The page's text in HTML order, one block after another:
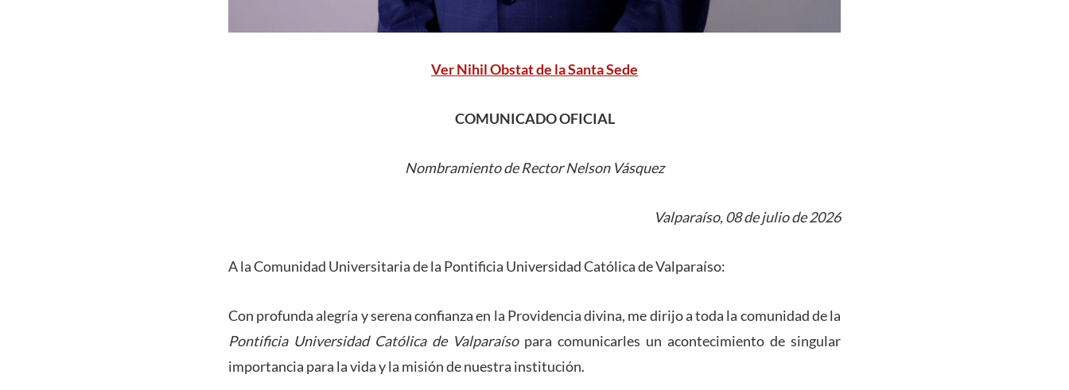
Ver Nihil Obstat de la Santa Sede
COMUNICADO OFICIAL
Nombramiento de Rector Nelson Vásquez
Valparaíso, 08 de julio de 2026
A la Comunidad Universitaria de la Pontificia Universidad Católica de Valparaíso:
Con profunda alegría y serena confianza en la Providencia divina, me dirijo a toda la comunidad de la
Pontificia Universidad Católica de Valparaíso para comunicarles un acontecimiento de singular
importancia para la vida y la misión de nuestra institución.